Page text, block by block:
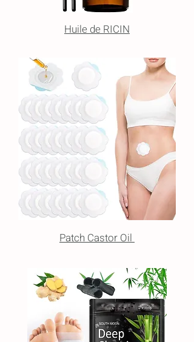
Huile de RICIN
Patch Castor Oil